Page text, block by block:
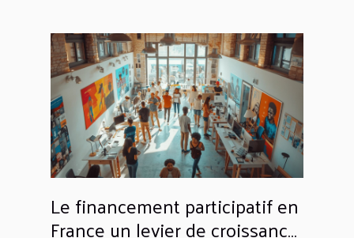
Le financement participatif en
France un levier de croissance